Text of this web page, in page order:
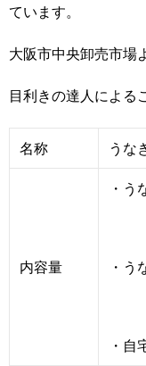
ています。
大阪市中央卸売市場
目利きの達人による
名称 うな
内容量
・
・
・自